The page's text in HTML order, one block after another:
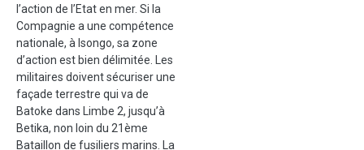
l’action de l’Etat en mer. Si la
Compagnie a une compétence
nationale, à Isongo, sa zone
d’action est bien délimitée. Les
militaires doivent sécuriser une
façade terrestre qui va de
Batoke dans Limbe 2, jusqu’à
Betika, non loin du 21ème
Bataillon de fusiliers marins. La